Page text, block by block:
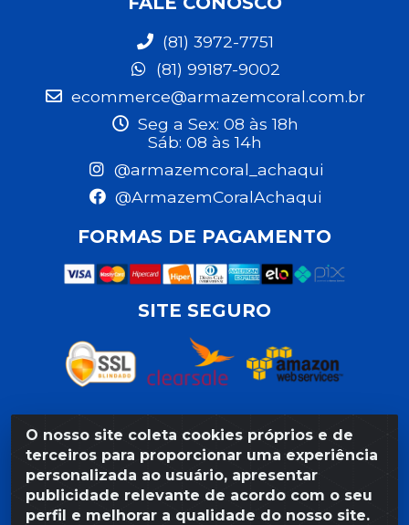
O nosso site coleta cookies próprios e de
terceiros para proporcionar uma experiência
personalizada ao usuário, apresentar
publicidade relevante de acordo com o seu
perfil e melhorar a qualidade do nosso site.
(81) 3972-7751
(81) 99187-9002
ecommerce@armazemcoral.com.br
Seg a Sex: 08 às 18h
Sáb: 08 às 14h
@armazemcoral_achaqui
@ArmazemCoralAchaqui
FORMAS DE PAGAMENTO
SITE SEGURO
Razão Social: Armazém Coral LTDA - Rua da Praia, 103 -
São José - Recife/PE - CEP 50020-550 - CNPJ
11.623.188/0027-80